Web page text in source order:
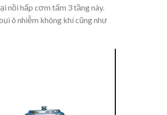
nồi hấp cơm tấm 3 tầng này.
ô nhiễm không khí cũng như